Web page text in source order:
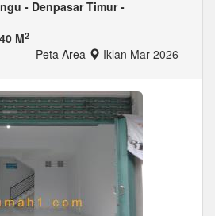
- Denpasar Timur -
M2
Peta Area Iklan Mar 2026